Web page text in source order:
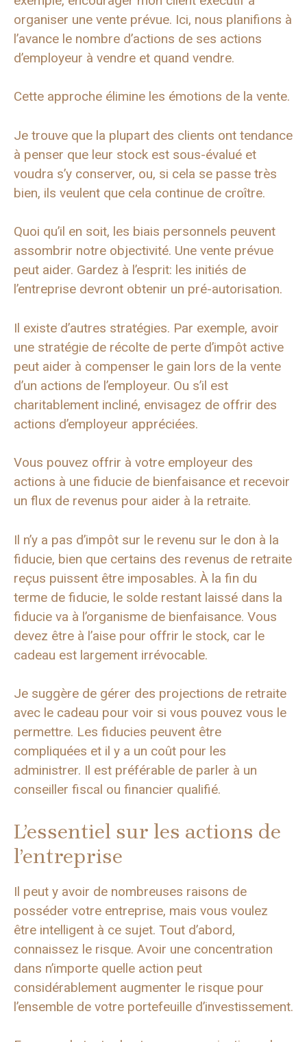
organiser une vente prévue. Ici, nous planifions à
l’avance le nombre d’actions de ses actions
d’employeur à vendre et quand vendre.
Cette approche élimine les émotions de la vente.
Je trouve que la plupart des clients ont tendance
à penser que leur stock est sous-évalué et
voudra s’y conserver, ou, si cela se passe très
bien, ils veulent que cela continue de croître.
Quoi qu’il en soit, les biais personnels peuvent
assombrir notre objectivité. Une vente prévue
peut aider. Gardez à l’esprit: les initiés de
l’entreprise devront obtenir un pré-autorisation.
Il existe d’autres stratégies. Par exemple, avoir
une stratégie de récolte de perte d’impôt active
peut aider à compenser le gain lors de la vente
d’un actions de l’employeur. Ou s’il est
charitablement incliné, envisagez de offrir des
actions d’employeur appréciées.
Vous pouvez offrir à votre employeur des
actions à une fiducie de bienfaisance et recevoir
un flux de revenus pour aider à la retraite.
Il n’y a pas d’impôt sur le revenu sur le don à la
fiducie, bien que certains des revenus de retraite
reçus puissent être imposables. À la fin du
terme de fiducie, le solde restant laissé dans la
fiducie va à l’organisme de bienfaisance. Vous
devez être à l’aise pour offrir le stock, car le
cadeau est largement irrévocable.
Je suggère de gérer des projections de retraite
avec le cadeau pour voir si vous pouvez vous le
permettre. Les fiducies peuvent être
compliquées et il y a un coût pour les
administrer. Il est préférable de parler à un
conseiller fiscal ou financier qualifié.
L’essentiel sur les actions de
l’entreprise
Il peut y avoir de nombreuses raisons de
posséder votre entreprise, mais vous voulez
être intelligent à ce sujet. Tout d’abord,
connaissez le risque. Avoir une concentration
dans n’importe quelle action peut
considérablement augmenter le risque pour
l’ensemble de votre portefeuille d’investissement.